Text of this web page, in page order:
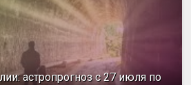
астропрогноз с 27 июля по